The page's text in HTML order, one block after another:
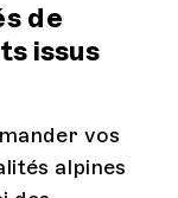
de
issus
vos
alpines